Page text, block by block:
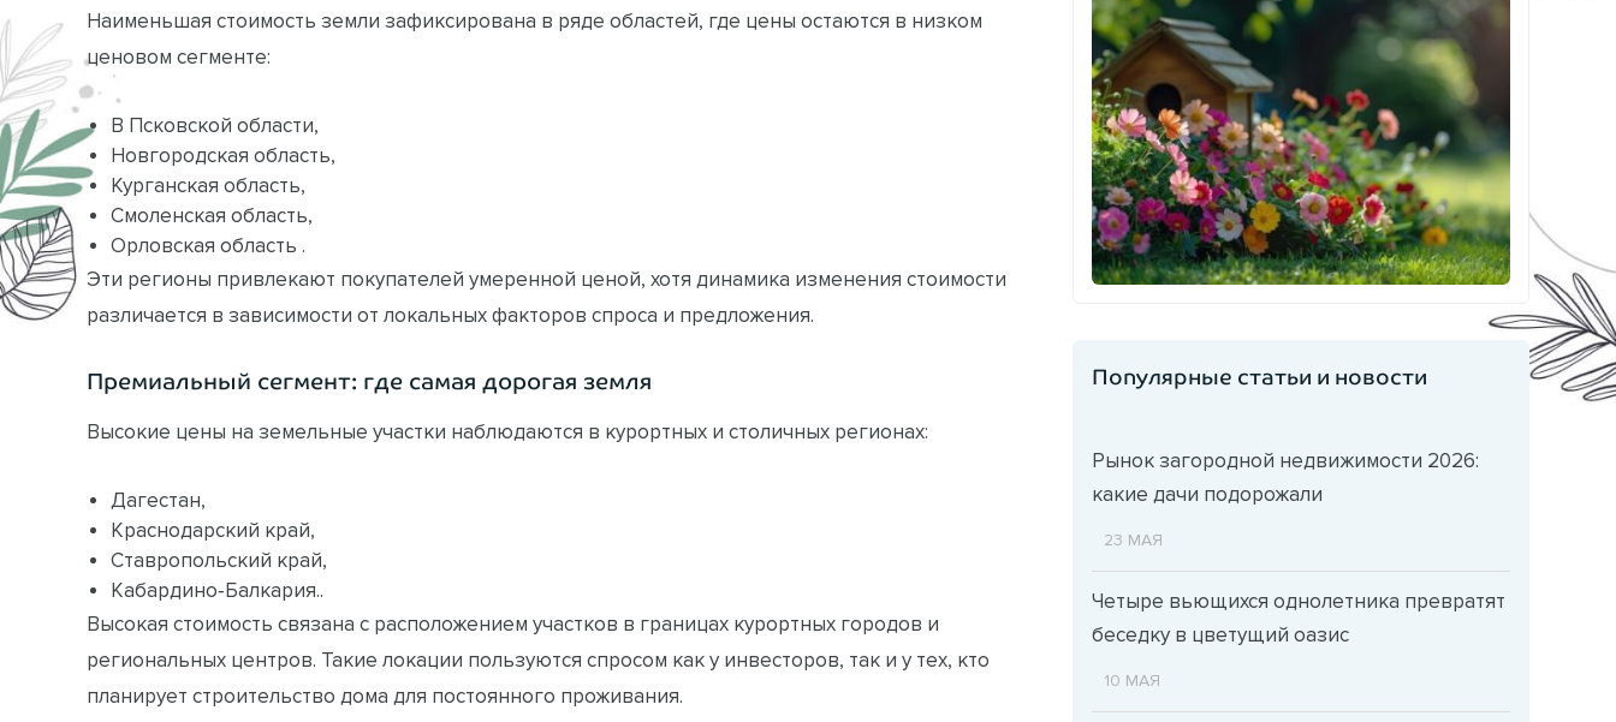
Наименьшая стоимость земли зафиксирована в ряде областей, где цены остаются в низком
ценовом сегменте:
В Псковской области,
Новгородская область,
Курганская область,
Смоленская область,
Орловская область .
Эти регионы привлекают покупателей умеренной ценой, хотя динамика изменения стоимости
различается в зависимости от локальных факторов спроса и предложения.
Премиальный сегмент: где самая дорогая земля
Высокие цены на земельные участки наблюдаются в курортных и столичных регионах:
Дагестан,
Краснодарский край,
Ставропольский край,
Кабардино‑Балкария..
Высокая стоимость связана с расположением участков в границах курортных городов и
региональных центров. Такие локации пользуются спросом как у инвесторов, так и у тех, кто
планирует строительство дома для постоянного проживания.
Популярные статьи и новости
Рынок загородной недвижимости 2026:
какие дачи подорожали
23 МАЯ
Четыре вьющихся однолетника превратят
беседку в цветущий оазис
10 МАЯ